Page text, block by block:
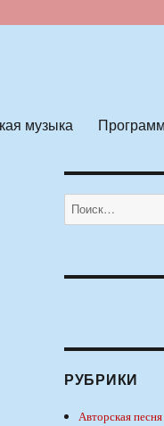
музыка
Искать:
РУБРИКИ
Авторская